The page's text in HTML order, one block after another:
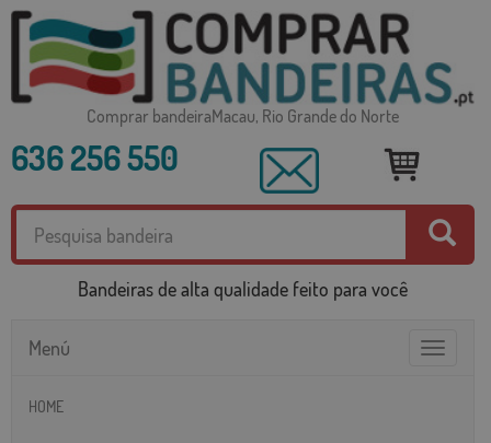
Comprar bandeiraMacau, Rio Grande do Norte
636 256 550
Bandeiras de alta qualidade feito para você
Toggle
Menú
HOME